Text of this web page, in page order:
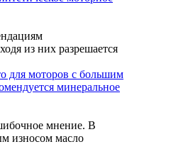
из них разрешается
для моторов с большим
минеральное
мнение. В
износом масло